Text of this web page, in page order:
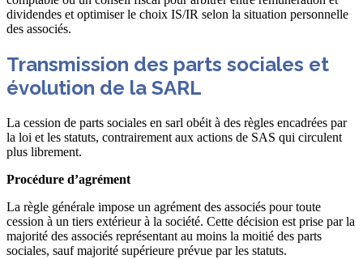
dividendes et optimiser le choix IS/IR selon la situation personnelle
des associés.
Transmission des parts sociales et
évolution de la SARL
La cession de parts sociales en sarl obéit à des règles encadrées par
la loi et les statuts, contrairement aux actions de SAS qui circulent
plus librement.
Procédure d’agrément
La règle générale impose un agrément des associés pour toute
cession à un tiers extérieur à la société. Cette décision est prise par la
majorité des associés représentant au moins la moitié des parts
sociales, sauf majorité supérieure prévue par les statuts.